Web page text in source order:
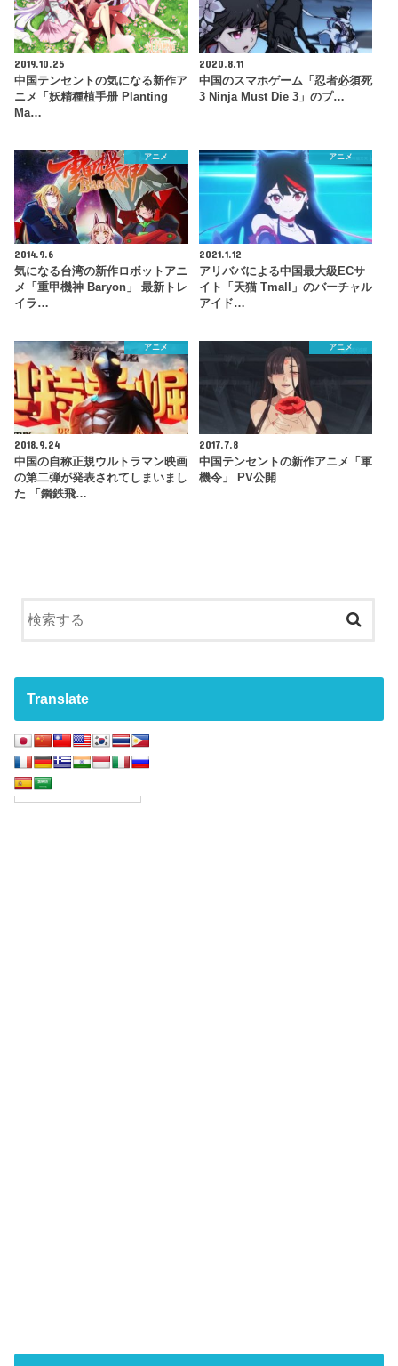
2019.10.25
中国テンセントの気になる新作ア
ニメ「妖精種植手册 Planting
Ma…
2020.8.11
中国のスマホゲーム「忍者必須死
3 Ninja Must Die 3」のプ…
アニメ
2014.9.6
気になる台湾の新作ロボットアニ
メ「重甲機神 Baryon」 最新トレ
イラ…
アニメ
2021.1.12
アリババによる中国最大級ECサ
イト「天猫 Tmall」のバーチャル
アイド…
アニメ
2018.9.24
中国の自称正規ウルトラマン映画
の第二弾が発表されてしまいまし
た 「鋼鉄飛…
アニメ
2017.7.8
中国テンセントの新作アニメ「軍
機令」 PV公開
Translate